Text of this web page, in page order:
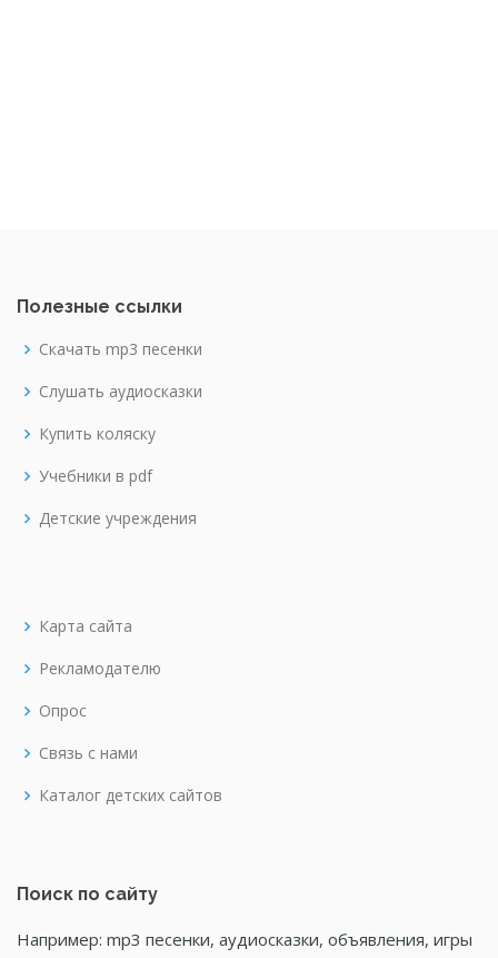
Полезные ссылки
Скачать mp3 песенки
Слушать аудиосказки
Купить коляску
Учебники в pdf
Детские учреждения
Карта сайта
Рекламодателю
Опрос
Связь с нами
Каталог детских сайтов
Поиск по сайту
Например: mp3 песенки, аудиосказки, объявления, игры